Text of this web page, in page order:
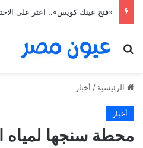
بحث عن
الرئيسية / أخبار
أخبار
محطة سنجها لمياه